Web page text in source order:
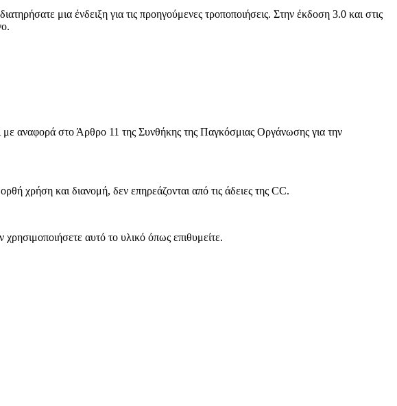
μια ένδειξη για τις προηγούμενες τροποποιήσεις. Στην έκδοση 3.0 και στις
αναφορά στο Άρθρο 11 της Συνθήκης της Παγκόσμιας Οργάνωσης για την
χρήση και διανομή, δεν επηρεάζονται από τις άδειες της CC.
αυτό το υλικό όπως επιθυμείτε.